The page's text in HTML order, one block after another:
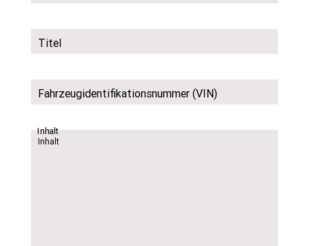
Titel
Fahrzeugidentifikationsnummer (VIN)
Inhalt